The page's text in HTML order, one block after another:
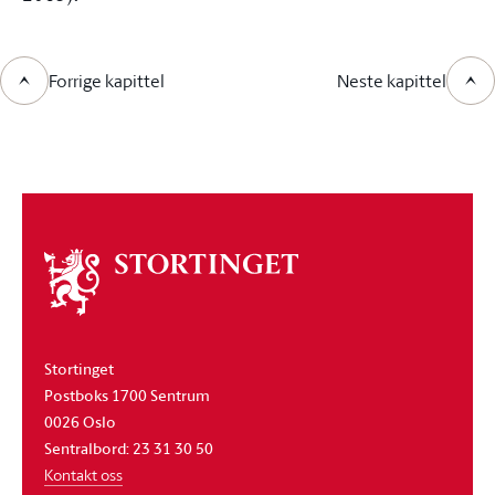
Forrige kapittel Neste kapittel
Om
stortinget
Stortinget
Postboks 1700 Sentrum
0026 Oslo
Sentralbord: 23 31 30 50
Kontakt oss